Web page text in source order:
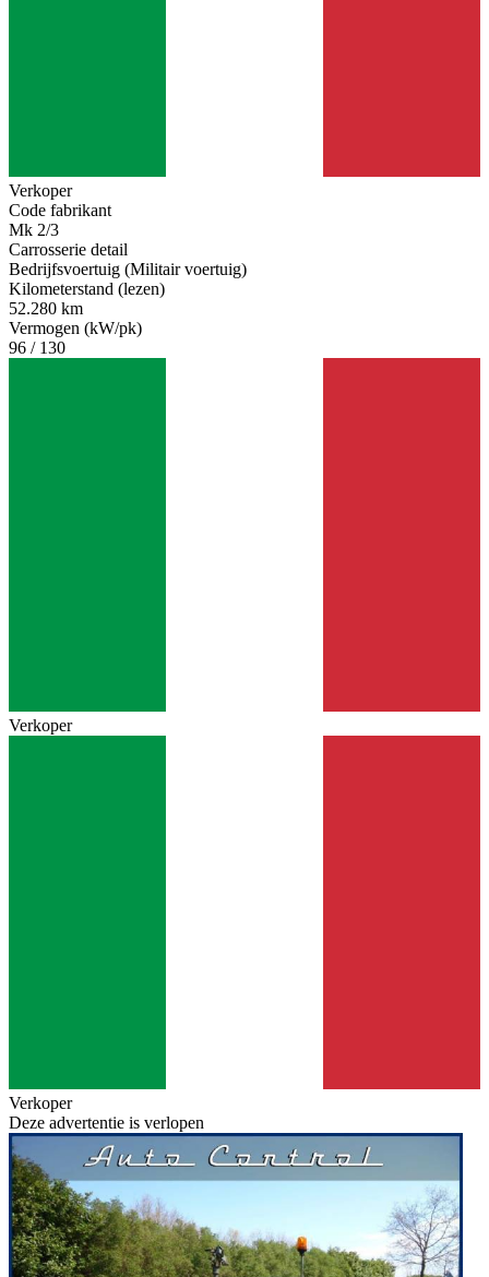
Verkoper
Code fabrikant
Mk 2/3
Carrosserie detail
Bedrijfsvoertuig (Militair voertuig)
Kilometerstand (lezen)
52.280 km
Vermogen (kW/pk)
96 / 130
Verkoper
Verkoper
Deze advertentie is verlopen